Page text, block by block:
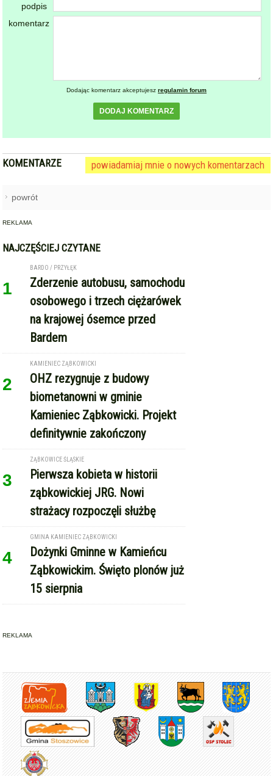
podpis
komentarz
Dodając komentarz akceptujesz regulamin forum
DODAJ KOMENTARZ
KOMENTARZE powiadamiaj mnie o nowych komentarzach
powrót
REKLAMA
NAJCZĘŚCIEJ CZYTANE
1
BARDO / PRZYŁĘK
Zderzenie autobusu, samochodu
osobowego i trzech ciężarówek
na krajowej ósemce przed
Bardem
2
KAMIENIEC ZĄBKOWICKI
OHZ rezygnuje z budowy
biometanowni w gminie
Kamieniec Ząbkowicki. Projekt
definitywnie zakończony
3
ZĄBKOWICE ŚLĄSKIE
Pierwsza kobieta w historii
ząbkowickiej JRG. Nowi
strażacy rozpoczęli służbę
4
GMINA KAMIENIEC ZĄBKOWICKI
Dożynki Gminne w Kamieńcu
Ząbkowickim. Święto plonów już
15 sierpnia
REKLAMA